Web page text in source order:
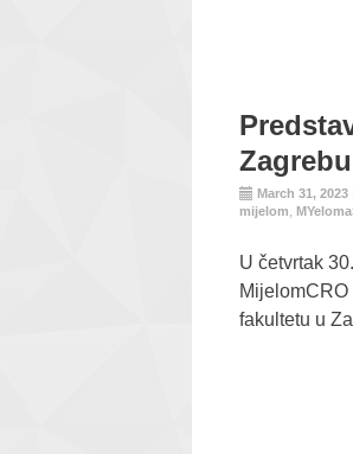
Zagrebu
March 31, 2023
mijelom
U četvrtak
fakultetu u